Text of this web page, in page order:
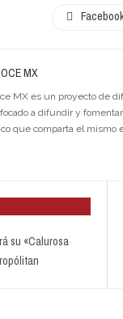
MX
MX es un proyecto de
a difundir y
que comparta el mismo
su «Calurosa